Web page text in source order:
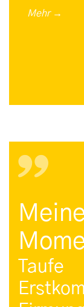
Mehr →
Taufe